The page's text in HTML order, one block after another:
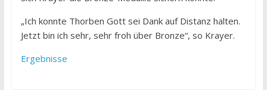
„Ich konnte Thorben Gott sei Dank auf Distanz halten.
Jetzt bin ich sehr, sehr froh über Bronze“, so Krayer.
Ergebnisse